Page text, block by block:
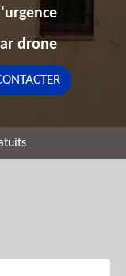
drone